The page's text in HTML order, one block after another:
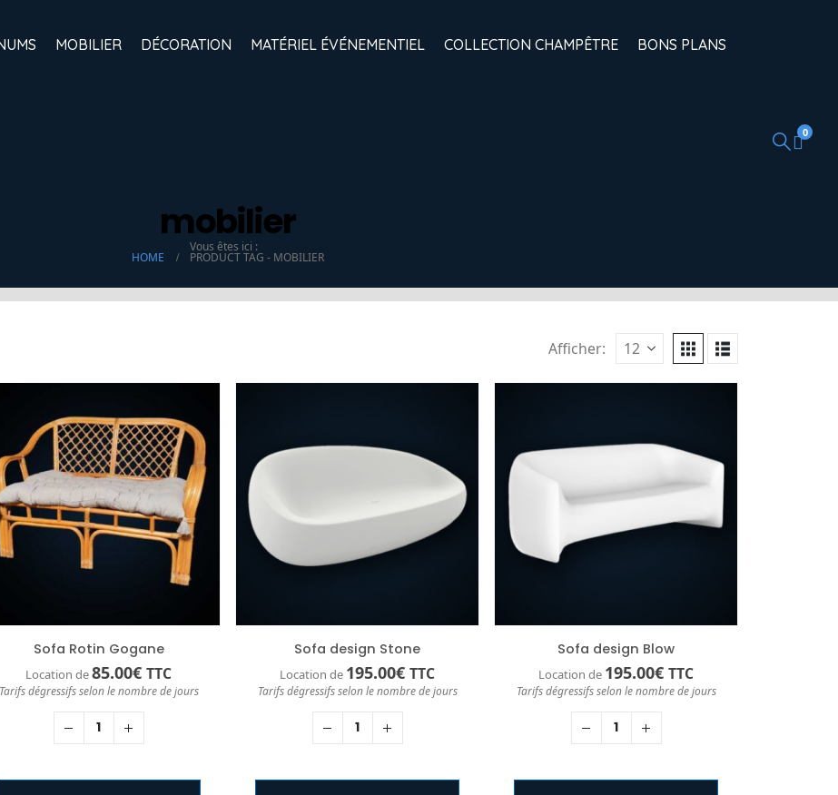
MOBILIER DÉCORATION MATÉRIEL ÉVÉNEMENTIEL COLLECTION CHAMPÊTRE BONS PLANS
0
mobilier
Vous êtes ici :
HOME PRODUCT TAG - MOBILIER
Afficher:
Sofa Rotin Gogane
Location de85.00€ TTC
Tarifs dégressifs selon le nombre de jours
Sofa design Stone
Location de 195.00€ TTC
Tarifs dégressifs selon le nombre de jours
Sofa design Blow
Location de 195.00€ TTC
Tarifs dégressifs selon le nombre de jours